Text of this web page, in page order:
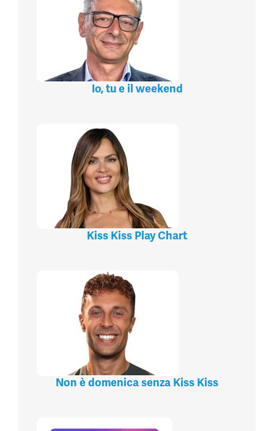
Io, tu e il weekend
Kiss Kiss Play Chart
Non è domenica senza Kiss Kiss